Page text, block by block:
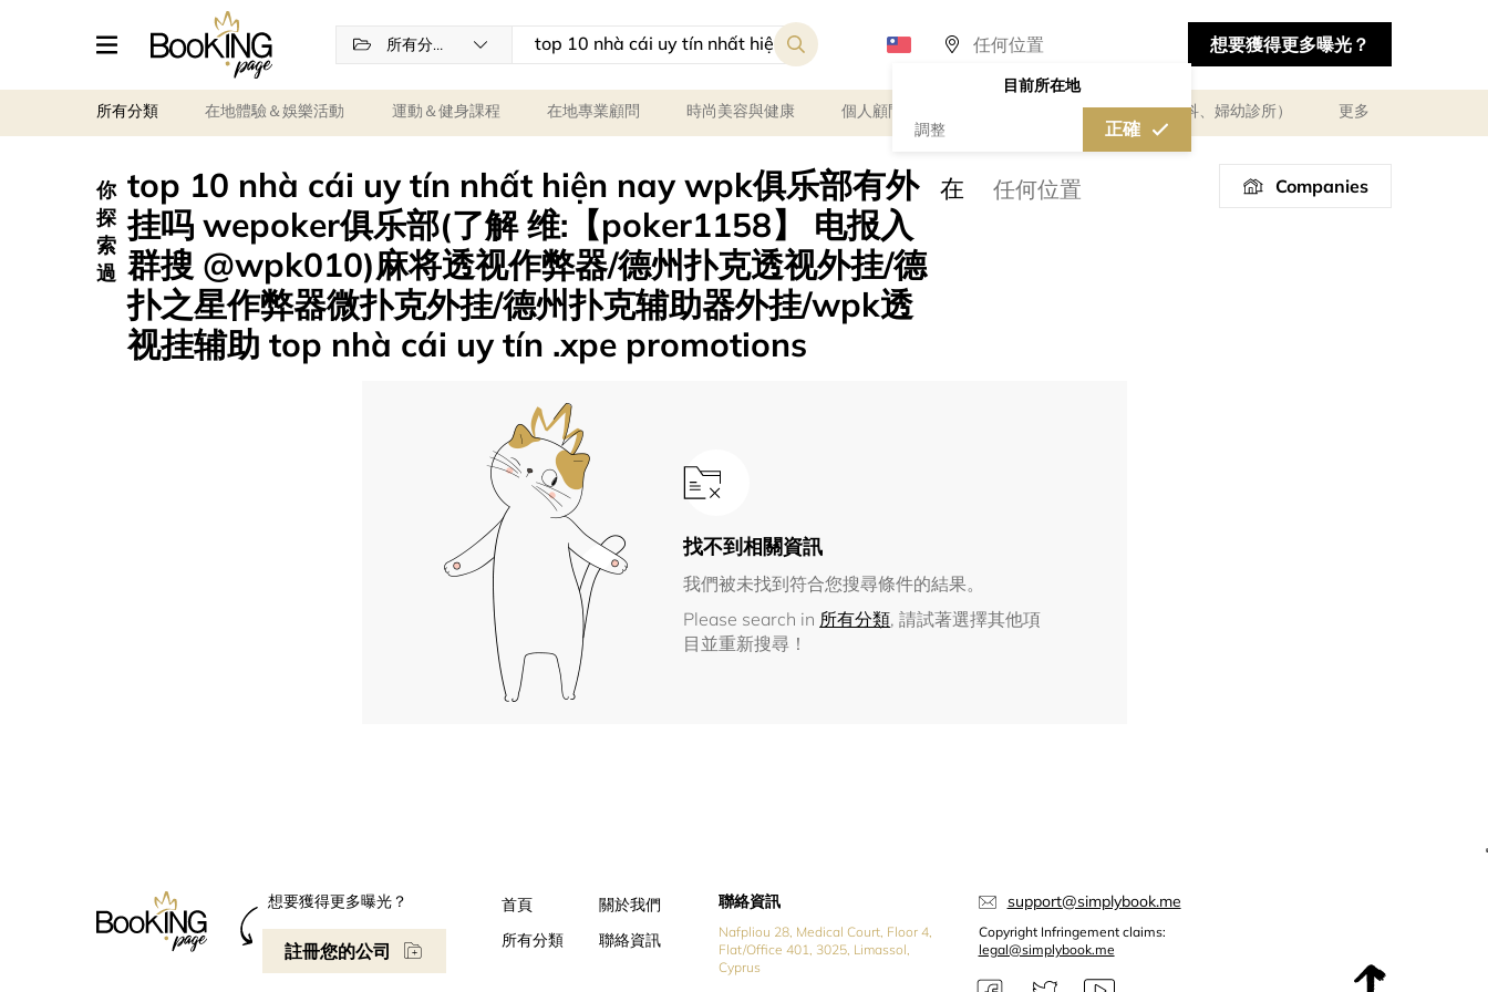
所有分類
目前所在地
調整 正確
想要獲得更多曝光？
所有分類 在地體驗＆娛樂活動 運動＆健身課程 在地專業顧問 時尚美容與健康 個人顧問 醫療診所（婦產科、婦幼診所） 更多
你
探
索
過
top 10 nhà cái uy tín nhất hiện nay wpk俱乐部有外
挂吗 wepoker俱乐部(了解 维:【poker1158】 电报入
群搜 @wpk010)麻将透视作弊器/德州扑克透视外挂/德
扑之星作弊器微扑克外挂/德州扑克辅助器外挂/wpk透
视挂辅助 top nhà cái uy tín .xpe promotions
在 Companies
找不到相關資訊
我們被未找到符合您搜尋條件的結果。
Please search in 所有分類, 請試著選擇其他項
目並重新搜尋！
想要獲得更多曝光？
註冊您的公司
首頁
關於我們
所有分類
聯絡資訊
聯絡資訊
Nafpliou 28, Medical Court, Floor 4,
Flat/Office 401, 3025, Limassol,
Cyprus
support@simplybook.me
Copyright Infringement claims:
legal@simplybook.me